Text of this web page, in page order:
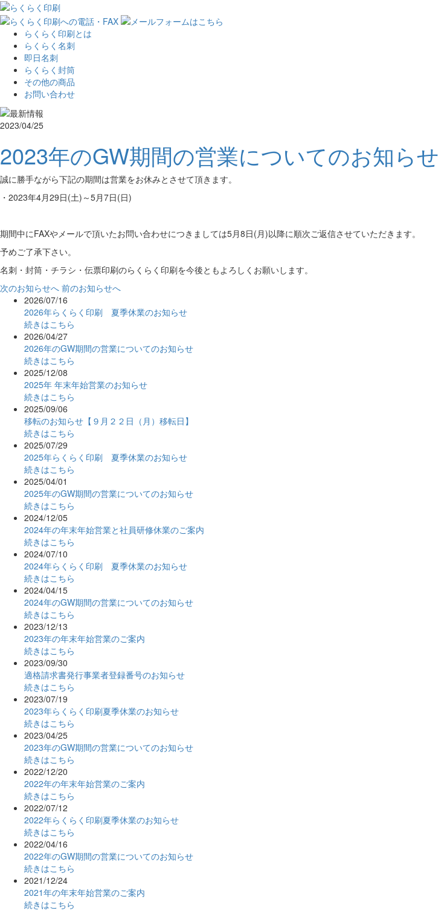
らくらく印刷とは
らくらく名刺
即日名刺
らくらく封筒
その他の商品
お問い合わせ
2023/04/25
2023年のGW期間の営業についてのお知らせ
誠に勝手ながら下記の期間は営業をお休みとさせて頂きます。
・2023年4月29日(土)～5月7日(日)
期間中にFAXやメールで頂いたお問い合わせにつきましては5月8日(月)以降に順次ご返信させていただきます。
予めご了承下さい。
名刺・封筒・チラシ・伝票印刷のらくらく印刷を今後ともよろしくお願いします。
次のお知らせへ 前のお知らせへ
2026/07/16
2026年らくらく印刷 夏季休業のお知らせ
続きはこちら
2026/04/27
2026年のGW期間の営業についてのお知らせ
続きはこちら
2025/12/08
2025年 年末年始営業のお知らせ
続きはこちら
2025/09/06
移転のお知らせ【９月２２日（月）移転日】
続きはこちら
2025/07/29
2025年らくらく印刷 夏季休業のお知らせ
続きはこちら
2025/04/01
2025年のGW期間の営業についてのお知らせ
続きはこちら
2024/12/05
2024年の年末年始営業と社員研修休業のご案内
続きはこちら
2024/07/10
2024年らくらく印刷 夏季休業のお知らせ
続きはこちら
2024/04/15
2024年のGW期間の営業についてのお知らせ
続きはこちら
2023/12/13
2023年の年末年始営業のご案内
続きはこちら
2023/09/30
適格請求書発行事業者登録番号のお知らせ
続きはこちら
2023/07/19
2023年らくらく印刷夏季休業のお知らせ
続きはこちら
2023/04/25
2023年のGW期間の営業についてのお知らせ
続きはこちら
2022/12/20
2022年の年末年始営業のご案内
続きはこちら
2022/07/12
2022年らくらく印刷夏季休業のお知らせ
続きはこちら
2022/04/16
2022年のGW期間の営業についてのお知らせ
続きはこちら
2021/12/24
2021年の年末年始営業のご案内
続きはこちら